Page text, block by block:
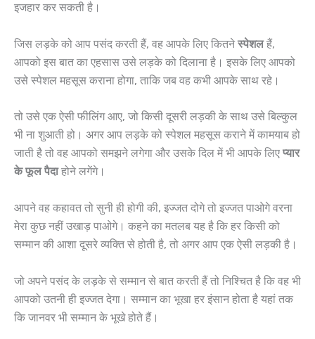
इजहार कर सकती है।
जिस लड़के को आप पसंद करती हैं, वह आपके लिए कितनेस्पेशलहैं,
आपको इस बात का एहसास उसे लड़के को दिलाना है। इसके लिए आपको
उसे स्पेशल महसूस कराना होगा, ताकि जब वह कभी आपके साथ रहे।
तो उसे एक ऐसी फीलिंग आए, जो किसी दूसरी लड़की के साथ उसे बिल्कुल
भी ना शुआती हो। अगर आप लड़के को स्पेशल महसूस कराने में कामयाब हो
जाती है तो वह आपको समझने लगेगा और उसके दिल में भी आपके लिए प्यार
के फूल पैदाहोने लगेंगे।
आपने वह कहावत तो सुनी ही होगी की, इज्जत दोगे तो इज्जत पाओगे वरना
मेरा कुछ नहीं उखाड़ पाओगे। कहने का मतलब यह है कि हर किसी को
सम्मान की आशा दूसरे व्यक्ति से होती है, तो अगर आप एक ऐसी लड़की है।
जो अपने पसंद के लड़के से सम्मान से बात करती हैं तो निश्चित है कि वह भी
आपको उतनी ही इज्जत देगा। सम्मान का भूखा हर इंसान होता है यहां तक
कि जानवर भी सम्मान के भूखे होते हैं।